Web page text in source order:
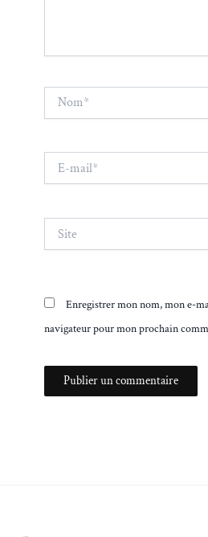
mail*
Enregistrer mon nom, mon e-
navigateur pour mon prochain